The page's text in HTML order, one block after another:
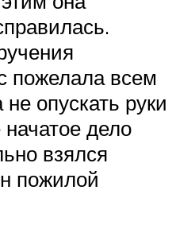
пожелала всем
опускать руки
дело
взялся
пожилой